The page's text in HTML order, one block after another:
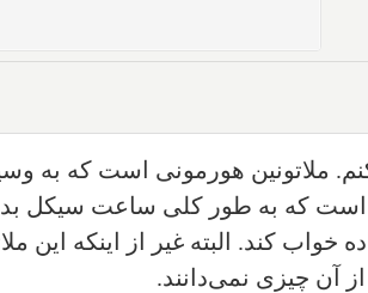
ملاتونین هورمونی است که به
است که به طور کلی ساعت سیکل
خواب کند. البته غیر از اینکه این
آن چیزی نمی‌دانند.